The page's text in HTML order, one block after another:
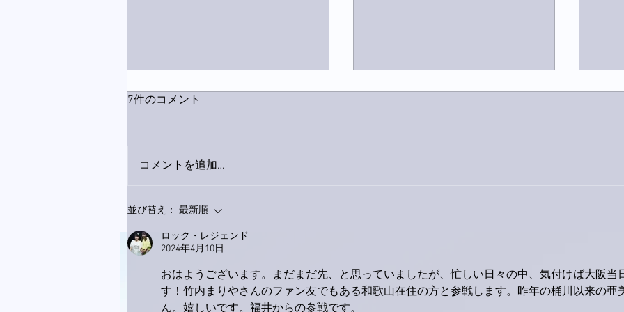
9月23日「amiism」リリー
7件のコメント
コメントを追加…
並び替え： 最新順
ロック・レジェンド
2024年4月10日
おはようございます。まだまだ先、と思っていましたが、忙しい日々の中、気付けば大阪当
す！竹内まりやさんのファン友でもある和歌山在住の方と参戦します。昨年の桶川以来の亜
ん。嬉しいです。福井からの参戦です。